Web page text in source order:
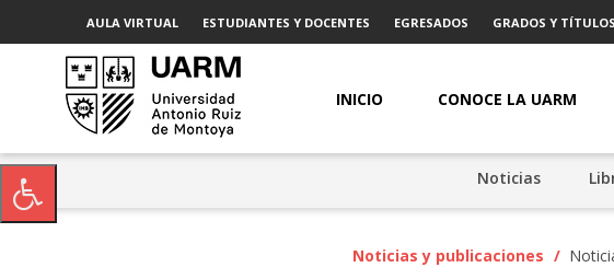
AULA VIRTUAL ESTUDIANTES Y DOCENTES EGRESADOS GRADOS Y TÍTULOS
INICIO CONOCE LA UARM
Noticias
Noticias y publicaciones /